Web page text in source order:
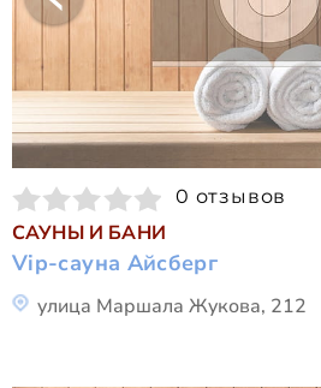
0 отзывов
САУНЫ И БАНИ
Vip-сауна Айсберг
улица Маршала Жукова, 212